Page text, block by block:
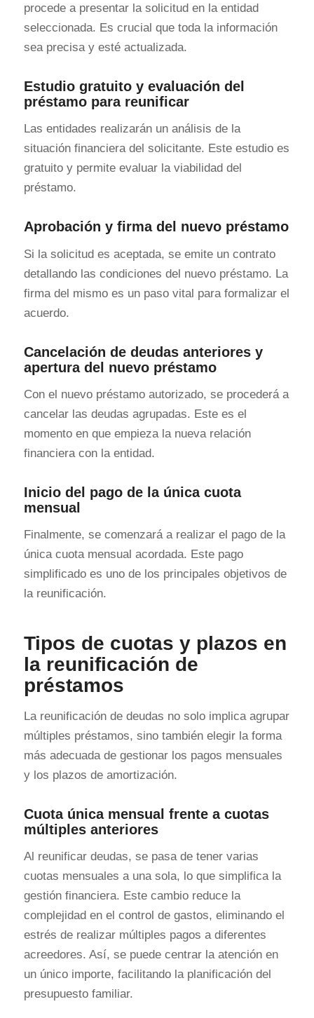
procede a presentar la solicitud en la entidad
seleccionada. Es crucial que toda la información
sea precisa y esté actualizada.
Estudio gratuito y evaluación del
préstamo para reunificar
Las entidades realizarán un análisis de la
situación financiera del solicitante. Este estudio es
gratuito y permite evaluar la viabilidad del
préstamo.
Aprobación y firma del nuevo préstamo
Si la solicitud es aceptada, se emite un contrato
detallando las condiciones del nuevo préstamo. La
firma del mismo es un paso vital para formalizar el
acuerdo.
Cancelación de deudas anteriores y
apertura del nuevo préstamo
Con el nuevo préstamo autorizado, se procederá a
cancelar las deudas agrupadas. Este es el
momento en que empieza la nueva relación
financiera con la entidad.
Inicio del pago de la única cuota
mensual
Finalmente, se comenzará a realizar el pago de la
única cuota mensual acordada. Este pago
simplificado es uno de los principales objetivos de
la reunificación.
Tipos de cuotas y plazos en
la reunificación de
préstamos
La reunificación de deudas no solo implica agrupar
múltiples préstamos, sino también elegir la forma
más adecuada de gestionar los pagos mensuales
y los plazos de amortización.
Cuota única mensual frente a cuotas
múltiples anteriores
Al reunificar deudas, se pasa de tener varias
cuotas mensuales a una sola, lo que simplifica la
gestión financiera. Este cambio reduce la
complejidad en el control de gastos, eliminando el
estrés de realizar múltiples pagos a diferentes
acreedores. Así, se puede centrar la atención en
un único importe, facilitando la planificación del
presupuesto familiar.